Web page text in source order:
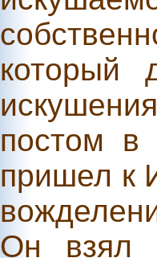
который
постом в
пришел к
Он взял